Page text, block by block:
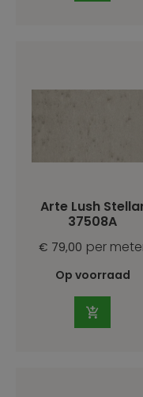
Arte Lush
37508A
€ 79,00 per
Op voorraad